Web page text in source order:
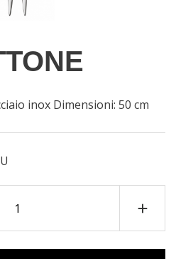
inox Dimensioni: 50 cm